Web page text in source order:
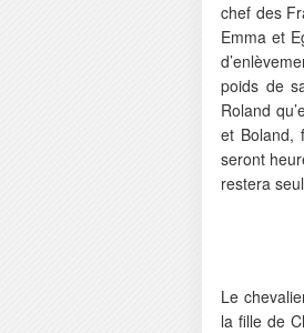
chef des
Emma et
poids de
Roland
et Boland,
seront
restera
Le
la fille de